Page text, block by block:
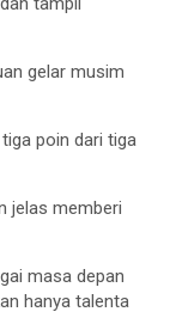
gelar musim
tiga poin dari tiga
jelas memberi
masa depan
hanya talenta